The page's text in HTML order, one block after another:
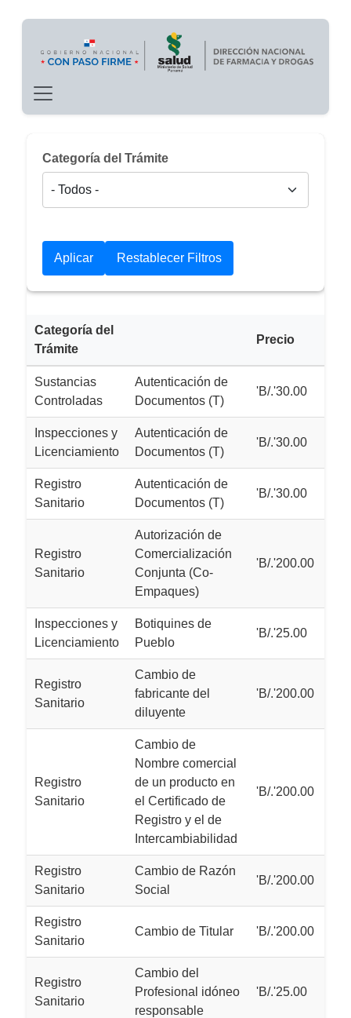
Pasar al contenido principal
Main navigation
Categoría del Trámite
Categoría del
Trámite
Precio
Sustancias
Controladas
Autenticación de
Documentos (T)
'B/.'30.00
Inspecciones y
Licenciamiento
Autenticación de
Documentos (T)
'B/.'30.00
Registro
Sanitario
Autenticación de
Documentos (T)
'B/.'30.00
Registro
Sanitario
Autorización de
Comercialización
Conjunta (Co-
Empaques)
'B/.'200.00
Inspecciones y
Licenciamiento
Botiquines de
Pueblo
'B/.'25.00
Registro
Sanitario
Cambio de
fabricante del
diluyente
'B/.'200.00
Registro
Sanitario
Cambio de
Nombre comercial
de un producto en
el Certificado de
Registro y el de
Intercambiabilidad
'B/.'200.00
Registro
Sanitario
Cambio de Razón
Social
'B/.'200.00
Registro
Sanitario
Cambio de Titular 'B/.'200.00
Registro
Sanitario
Cambio del
Profesional idóneo
responsable
'B/.'25.00